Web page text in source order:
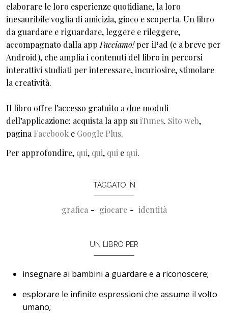
elaborare le loro esperienze quotidiane, la loro
inesauribile voglia di amicizia, gioco e scoperta. Un libro
da guardare e riguardare, leggere e rileggere,
accompagnato dalla appFacciamo!per iPad (e a breve per
Android), che amplia i contenuti del libro in percorsi
interattivi studiati per interessare, incuriosire, stimolare
la creatività.
Il libro offre l’accesso gratuito a due moduli
dell’applicazione: acquista la app suiTunes. Sito web,
paginaFacebook e Google Plus.
Per approfondire, qui, qui, qui e qui.
TAGGATO IN
grafica giocare identità
UN LIBRO PER
insegnare ai bambini a guardare e a riconoscere;
esplorare le infinite espressioni che assume il volto
umano;